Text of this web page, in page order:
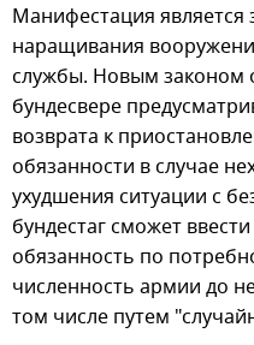
Манифестация является
наращивания
службы. Новым законом
бундесвере
возврата к
обязанности в случае
ухудшения ситуации с
бундестаг сможет
обязанность по
численность армии до
том числе путем